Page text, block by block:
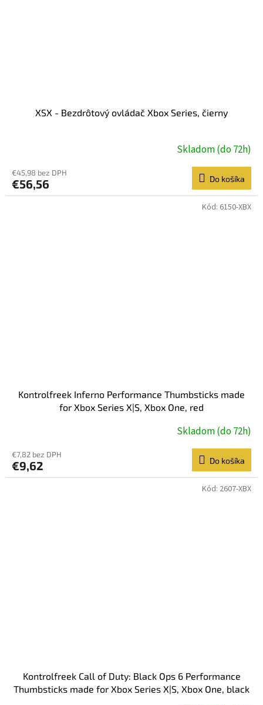
XSX - Bezdrôtový ovládač Xbox Series, čierny
Skladom (do 72h)
€45,98 bez DPH
€56,56 Do košíka
Kontrolfreek Inferno Performance Thumbsticks made
for Xbox Series X|S, Xbox One, red
Skladom (do 72h)
€7,82 bez DPH
€9,62 Do košíka
Kód: 6150-XBX
Kontrolfreek Call of Duty: Black Ops 6 Performance
Thumbsticks made for Xbox Series X|S, Xbox One, black
Kód: 2607-XBX